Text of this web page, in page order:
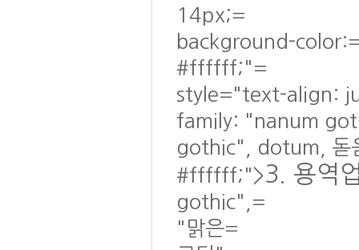
14px;=
background-
#ffffff;"=
style="text-align:
family: "nanum
gothic", dotum, 돋
#ffffff;">3. 용역
gothic",=
"맑은=